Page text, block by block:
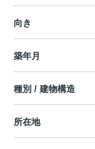
向き
築年月
種別 / 建物構造
所在地